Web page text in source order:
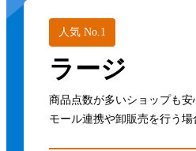
人気 No.1
ラージ
商品点数が多いショップも安
モール連携や卸販売を行う場